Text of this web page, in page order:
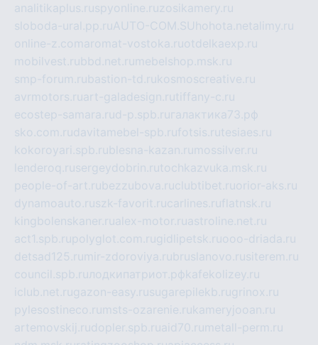
analitikaplus.ruspyonline.ruzosikamery.ru
sloboda-ural.pp.ruAUTO-COM.SU hohota.netalimy.ru
online-z.comaromat-vostoka.ruotdelkaexp.ru
mobilvest.rubbd.net.ru mebelshop.msk.ru
smp-forum.rubastion-td.rukosmoscreative.ru
avrmotors.ruart-galadesign.rutiffany-c.ru
ecostep-samara.rud-p.spb.ru галактика73.рф
sko.com.rudavitamebel-spb.rufotsis.rutesiaes.ru
kokoroyari.spb.rublesna-kazan.ru mossilver.ru
lenderoq.rusergeydobrin.rutochkazvuka.msk.ru
people-of-art.rubezzubova.ruclubtibet.ruorior-aks.ru
dynamoauto.ruszk-favorit.rucarlines.ruflatnsk.ru
kingbolenskaner.rualex-motor.ruastroline.net.ru
act1.spb.rupolyglot.com.rugidlipetsk.ruooo-driada.ru
detsad125.ru mir-zdoroviya.rubruslanovo.rusiterem.ru
council.spb.ruлодкипатриот.рфkafekolizey.ru
iclub.net.rugazon-easy.rusugarepilekb.rugrinox.ru
pylesostineco.ru msts-ozarenie.rukameryjooan.ru
artemovskij.rudopler.spb.ruaid70.ru metall-perm.ru